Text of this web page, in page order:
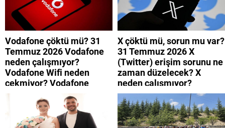
Vodafone çöktü mü? 31
Temmuz 2026 Vodafone
neden çalışmıyor?
Vodafone Wifi neden
çekmiyor? Vodafone
mobil uygulamaya neden
giremiyorum?
X çöktü mü, sorun mu var?
31 Temmuz 2026 X
(Twitter) erişim sorunu ne
zaman düzelecek? X
neden çalışmıyor?